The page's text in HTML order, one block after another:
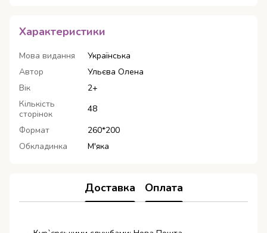
Характеристики
Мова видання
Українська
Автор
Ульєва Олена
Вік
2+
Кількість
сторінок
48
Формат
260*200
Обкладинка
М'яка
Доставка Оплата